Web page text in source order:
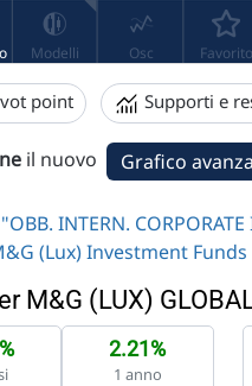
point Supporti e
il nuovo Grafico
INTERN. CORPORATE
(Lux) Investment Funds
M&G (LUX)
2.21%
1 anno